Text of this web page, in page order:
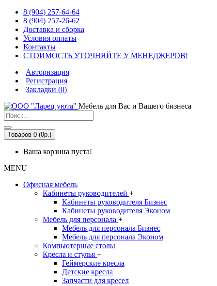
8 (904) 257-64-64
8 (904) 257-26-62
Доставка и сборка
Условия оплаты
Контакты
СТОИМОСТЬ УТОЧНЯЙТЕ У МЕНЕДЖЕРОВ!
Авторизация
Регистрация
Закладки (0)
Мебель для Вас и Вашего бизнеса
Товаров 0 (0р.)
Ваша корзина пуста!
MENU
Офисная мебель
Кабинеты руководителей +
Кабинеты руководителя Бизнес
Кабинеты руководителя Эконом
Мебель для персонала +
Мебель для персонала Бизнес
Мебель для персонала Эконом
Компьютерные столы
Кресла и стулья +
Геймерские кресла
Детские кресла
Запчасти для кресел